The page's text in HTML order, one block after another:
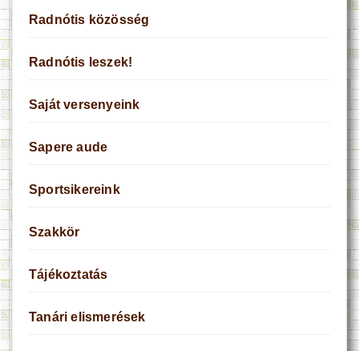
Radnótis közösség
Radnótis leszek!
Saját versenyeink
Sapere aude
Sportsikereink
Szakkör
Tájékoztatás
Tanári elismerések